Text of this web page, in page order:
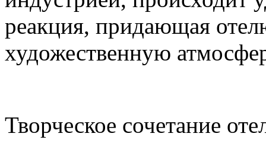
реакция, придающая
художественную
Творческое сочетание